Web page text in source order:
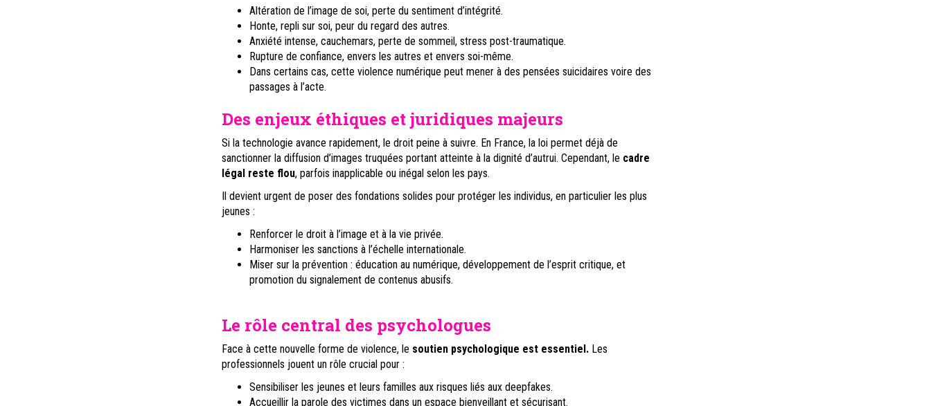
Altération de l’image de soi, perte du sentiment d’intégrité.
Honte, repli sur soi, peur du regard des autres.
Anxiété intense, cauchemars, perte de sommeil, stress post-traumatique.
Rupture de confiance, envers les autres et envers soi-même.
Dans certains cas, cette violence numérique peut mener à des pensées suicidaires voire des
passages à l’acte.
Des enjeux éthiques et juridiques majeurs
Si la technologie avance rapidement, le droit peine à suivre. En France, la loi permet déjà de
sanctionner la diffusion d’images truquées portant atteinte à la dignité d’autrui. Cependant, le cadre
légal reste flou, parfois inapplicable ou inégal selon les pays.
Il devient urgent de poser des fondations solides pour protéger les individus, en particulier les plus
jeunes :
Renforcer le droit à l’image et à la vie privée.
Harmoniser les sanctions à l’échelle internationale.
Miser sur la prévention : éducation au numérique, développement de l’esprit critique, et
promotion du signalement de contenus abusifs.
Le rôle central des psychologues
Face à cette nouvelle forme de violence, le soutien psychologique est essentiel.Les
professionnels jouent un rôle crucial pour :
Sensibiliser les jeunes et leurs familles aux risques liés aux deepfakes.
Accueillir la parole des victimes dans un espace bienveillant et sécurisant.